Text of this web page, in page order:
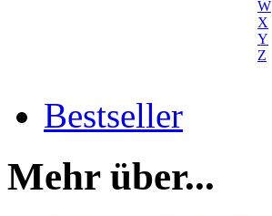
W
X
Y
Z
Bestseller
Mehr über...